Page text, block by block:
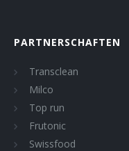
PARTNERSCHAFTEN
Transclean
Milco
Top run
Frutonic
Swissfood